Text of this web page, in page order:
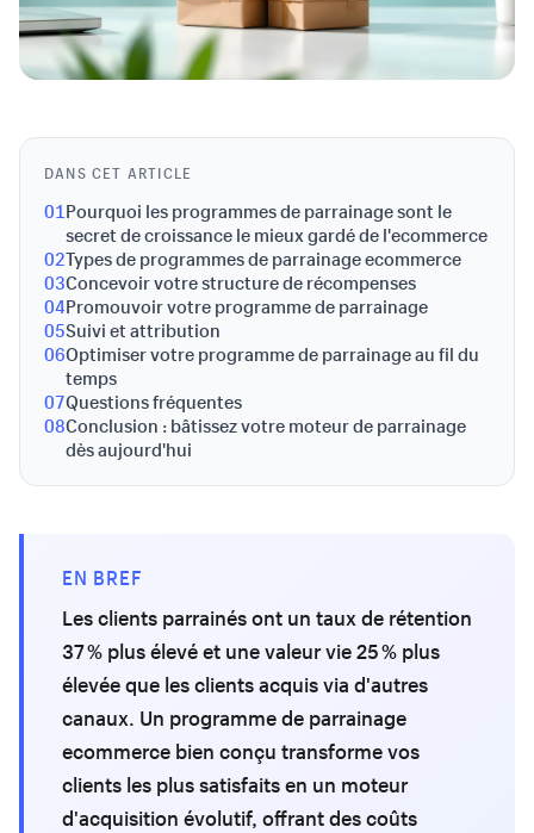
DANS CET ARTICLE
01Pourquoi les programmes de parrainage sont le
secret de croissance le mieux gardé de l'ecommerce
02Types de programmes de parrainage ecommerce
03Concevoir votre structure de récompenses
04Promouvoir votre programme de parrainage
05Suivi et attribution
06Optimiser votre programme de parrainage au fil du
temps
07Questions fréquentes
08Conclusion : bâtissez votre moteur de parrainage
dès aujourd'hui
EN BREF
Les clients parrainés ont un taux de rétention
37 % plus élevé et une valeur vie 25 % plus
élevée que les clients acquis via d'autres
canaux. Un programme de parrainage
ecommerce bien conçu transforme vos
clients les plus satisfaits en un moteur
d'acquisition évolutif, offrant des coûts